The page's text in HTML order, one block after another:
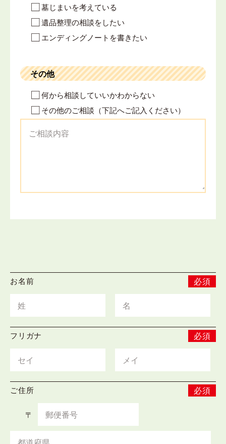
墓じまいを考えている
遺品整理の相談をしたい
エンディングノートを書きたい
その他
何から相談していいかわからない
その他のご相談（下記へご記入ください）
お名前 必須
フリガナ 必須
ご住所 必須
〒